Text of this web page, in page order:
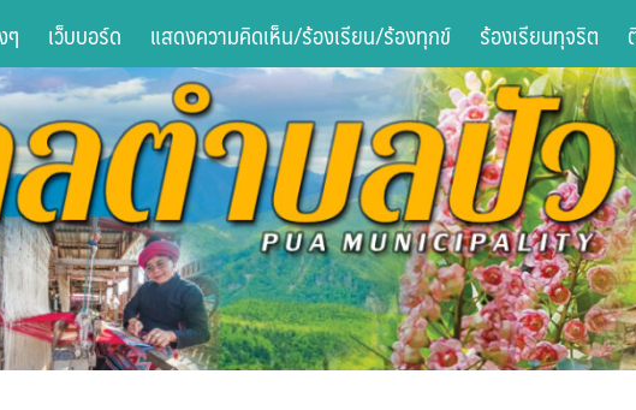
ๆ เว็บบอร์ด แสดงความคิดเห็น/ร้องเรียน/ร้องทุกข์ ร้องเรียนทุจริต